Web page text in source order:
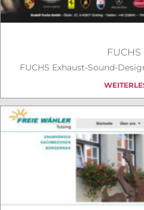
FUCHS
FUCHS Exhaust-Sound-